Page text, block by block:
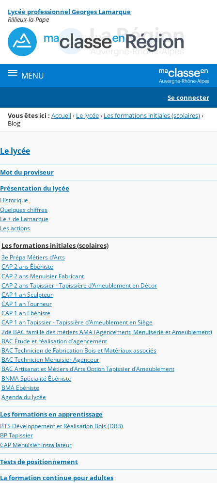
Menu de la rubrique
Contenu
Lycée professionnel Georges Lamarque
Rillieux-la-Pape
MENU
Se connecter
Vous êtes ici : Accueil› Le lycée› Les formations initiales (scolaires)›
Blog
Le lycée
Mot du proviseur
Présentation du lycée
Historique
Quelques chiffres
Le + de Lamarque
Les actions
Les formations initiales (scolaires)
3e Prépa Métiers d'Arts
CAP 2 ans Ébéniste
CAP 2 ans Menuisier Fabricant
CAP 2 ans Tapissier - Tapissière d'Ameublement en Décor
CAP 1 an Sculpteur
CAP 1 an Tourneur
CAP 1 an Ebéniste
CAP 1 an Tapissier - Tapissière d'Ameublement en Siège
2de BAC famille des métiers AMA (Agencement, Menuiserie et Ameublement)
BAC Étude et réalisation d'agencement
BAC Technicien de Fabrication Bois et Matériaux associés
BAC Technicien Menuisier Agenceur
BAC Artisanat et Métiers d'Arts Option Tapissier d'Ameublement
BNMA Spécialité Ébéniste
BMA Ebéniste
Agenda du lycée
Les formations en apprentissage
BTS Développement et Réalisation Bois (DRB)
BP Tapissier
CAP Menuisier Installateur
Tests de positionnement
La formation continue pour adultes